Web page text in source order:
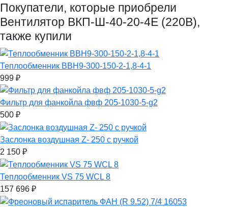
Покупатели, которые приобрели
Вентилятор ВКП-Ш-40-20-4Е (220В),
также купили
Теплообменник ВВН9-300-150-2-1,8-4-1
999 ₽
Фильтр для фанкойла фвф 205-1030-5-g2
500 ₽
Заслонка воздушная Z- 250 с ручкой
2 150 ₽
Теплообменник VS 75 WCL 8
157 696 ₽